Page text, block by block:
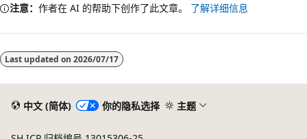
注意： 作者在 AI 的帮助下创作了此文章。 了解详细信息
模
式
Last updated on 2026/07/17
中文 (简体) 你的隐私选择 主题